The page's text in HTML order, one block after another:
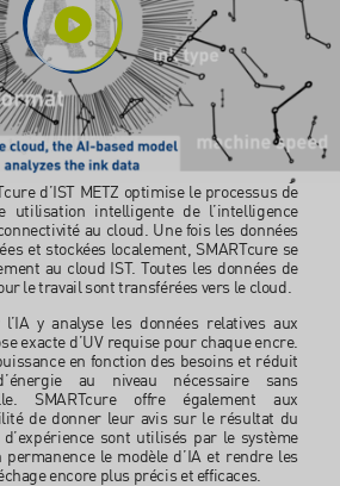
d’IST METZ optimise le processus de
utilisation intelligente de l’intelligence
au cloud. Une fois les données
et stockées localement, SMARTcure se
au cloud IST. Toutes les données de
le travail sont transférées vers le cloud.
y analyse les données relatives aux
exacte d’UV requise pour chaque encre.
en fonction des besoins et réduit
au niveau nécessaire sans
SMARTcure offre également aux
de donner leur avis sur le résultat du
sont utilisés par le système
le modèle d’IA et rendre les
encore plus précis et efficaces.